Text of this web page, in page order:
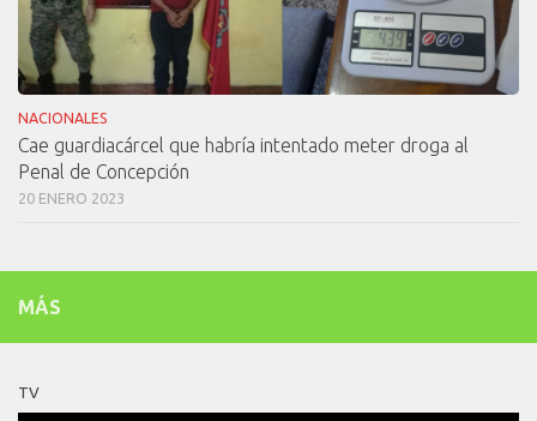
NACIONALES
Cae guardiacárcel que habría intentado meter droga al
Penal de Concepción
20 ENERO 2023
MÁS
TV